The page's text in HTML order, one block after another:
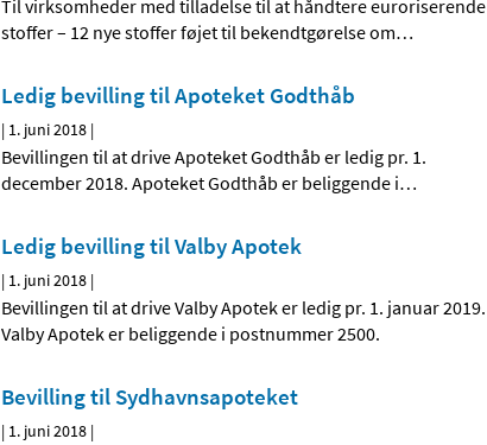
Til virksomheder med tilladelse til at håndtere euroriserende
stoffer – 12 nye stoffer føjet til bekendtgørelse om…
Ledig bevilling til Apoteket Godthåb
| 1. juni 2018 |
Bevillingen til at drive Apoteket Godthåb er ledig pr. 1.
december 2018. Apoteket Godthåb er beliggende i…
Ledig bevilling til Valby Apotek
| 1. juni 2018 |
Bevillingen til at drive Valby Apotek er ledig pr. 1. januar 2019.
Valby Apotek er beliggende i postnummer 2500.
Bevilling til Sydhavnsapoteket
| 1. juni 2018 |